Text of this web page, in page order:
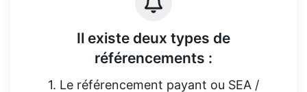
Il existe deux types de
référencements :
1. Le référencement payant ou SEA /